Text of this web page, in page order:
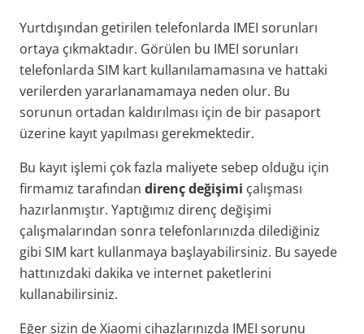
Yurtdışından getirilen telefonlarda IMEI sorunları
ortaya çıkmaktadır. Görülen bu IMEI sorunları
telefonlarda SIM kart kullanılamamasına ve hattaki
verilerden yararlanamamaya neden olur. Bu
sorunun ortadan kaldırılması için de bir pasaport
üzerine kayıt yapılması gerekmektedir.
Bu kayıt işlemi çok fazla maliyete sebep olduğu için
firmamız tarafından direnç değişimi çalışması
hazırlanmıştır. Yaptığımız direnç değişimi
çalışmalarından sonra telefonlarınızda dilediğiniz
gibi SIM kart kullanmaya başlayabilirsiniz. Bu sayede
hattınızdaki dakika ve internet paketlerini
kullanabilirsiniz.
Eğer sizin de Xiaomi cihazlarınızda IMEI sorunu